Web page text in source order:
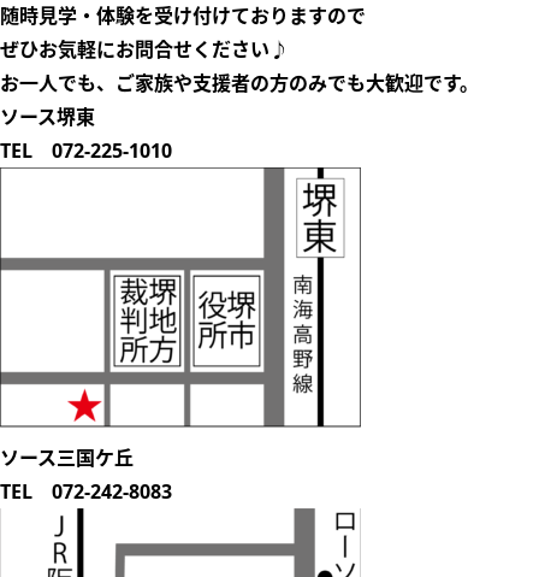
随時見学・体験を受け付けておりますので
ぜひお気軽にお問合せください♪
お一人でも、ご家族や支援者の方のみでも大歓迎です。
ソース堺東
TEL 072-225-1010
ソース三国ケ丘
TEL 072-242-8083